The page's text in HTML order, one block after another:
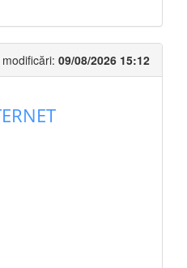
09/08/2026 15:12